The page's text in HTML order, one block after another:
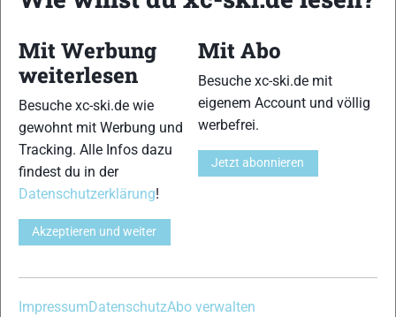
Mit Werbung
weiterlesen
Besuche xc-ski.de wie
gewohnt mit Werbung und
Tracking. Alle Infos dazu
findest du in der
Datenschutzerklärung!
Akzeptieren und weiter
Mit Abo
Besuche xc-ski.de mit
eigenem Account und völlig
werbefrei.
Jetzt abonnieren
Impressum DatenschutzAbo verwalten